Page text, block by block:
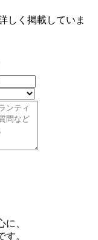
しく掲載していま
、
。